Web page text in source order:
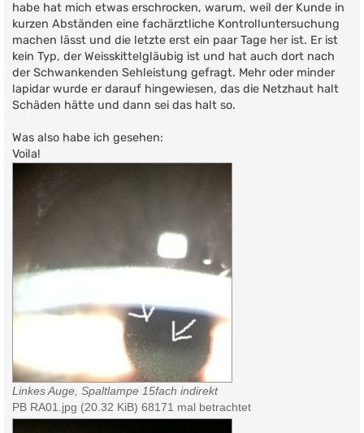
habe hat mich etwas erschrocken, warum, weil der Kunde in
kurzen Abständen eine fachärztliche Kontrolluntersuchung
machen lässt und die letzte erst ein paar Tage her ist. Er ist
kein Typ, der Weisskittelgläubig ist und hat auch dort nach
der Schwankenden Sehleistung gefragt. Mehr oder minder
lapidar wurde er darauf hingewiesen, das die Netzhaut halt
Schäden hätte und dann sei das halt so.
Was also habe ich gesehen:
Voila!
Linkes Auge, Spaltlampe 15fach indirekt
PB RA01.jpg (20.32 KiB) 68171 mal betrachtet